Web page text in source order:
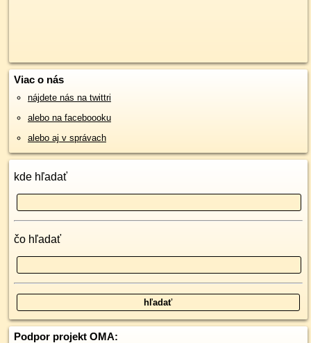
Viac o nás
nájdete nás na twittri
alebo na faceboooku
alebo aj v správach
kde hľadať
čo hľadať
Podpor projekt OMA: